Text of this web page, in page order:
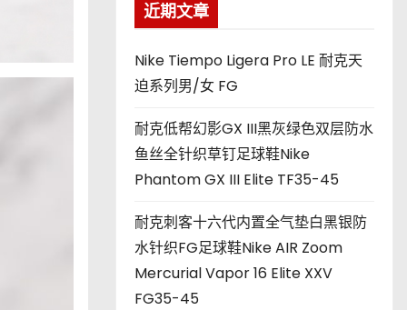
近期文章
Nike Tiempo Ligera Pro LE 耐克天
迫系列男/女 FG
耐克低帮幻影GX III黑灰绿色双层防水
鱼丝全针织草钉足球鞋Nike
Phantom GX III Elite TF35-45
耐克刺客十六代内置全气垫白黑银防
水针织FG足球鞋Nike AIR Zoom
Mercurial Vapor 16 Elite XXV
FG35-45